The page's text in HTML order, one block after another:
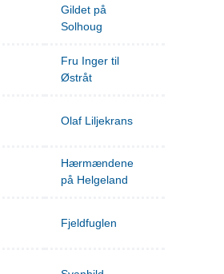
Gildet på
Solhoug
Fru Inger til
Østråt
Olaf Liljekrans
Hærmændene
på Helgeland
Fjeldfuglen